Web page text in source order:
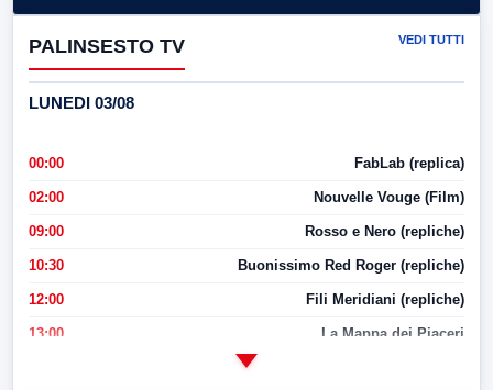
PALINSESTO TV VEDI TUTTI
LUNEDI 03/08
00:00 FabLab (replica)
02:00 Nouvelle Vouge (Film)
09:00 Rosso e Nero (repliche)
10:30 Buonissimo Red Roger (repliche)
12:00 Fili Meridiani (repliche)
13:00 La Mappa dei Piaceri